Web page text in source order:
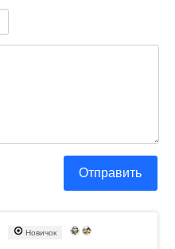
Отправить
Новичок